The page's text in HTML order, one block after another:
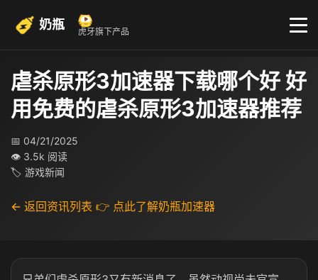
奶瓶 虎牙旗下产品
虐杀原形3加速器下载哪个好 好
用免费的虐杀原形3加速器推荐
📅 04/21/2025
👁 3.5k 阅读
🏷 游戏新闻
← 返回资讯列表 👉 点此了解奶瓶加速器